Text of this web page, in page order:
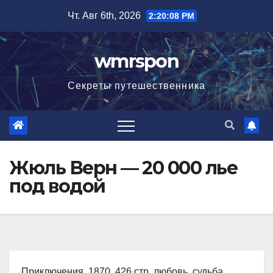
содержимому
Чт. Авг 6th, 2026 2:20:09 PM
wmrspon
Секреты путешественника
Жюль Верн — 20 000 лье
под водой